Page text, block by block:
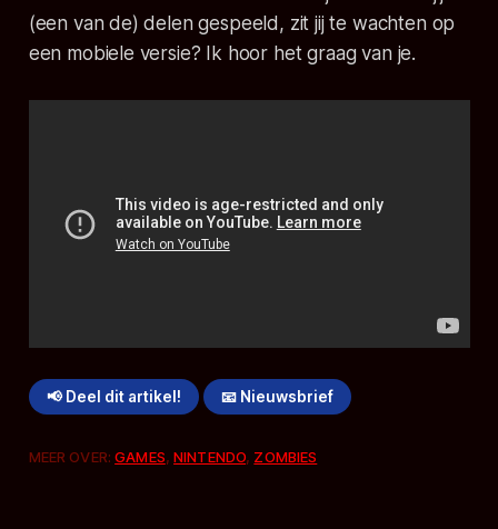
(een van de) delen gespeeld, zit jij te wachten op
een mobiele versie? Ik hoor het graag van je.
📢 Deel dit artikel! 📧 Nieuwsbrief
MEER OVER:GAMES,NINTENDO, ZOMBIES